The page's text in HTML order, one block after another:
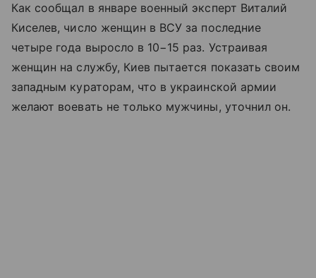
Как сообщал в январе военный эксперт Виталий
Киселев, число женщин в ВСУ за последние
четыре года выросло в 10−15 раз. Устраивая
женщин на службу, Киев пытается показать своим
западным кураторам, что в украинской армии
желают воевать не только мужчины, уточнил он.